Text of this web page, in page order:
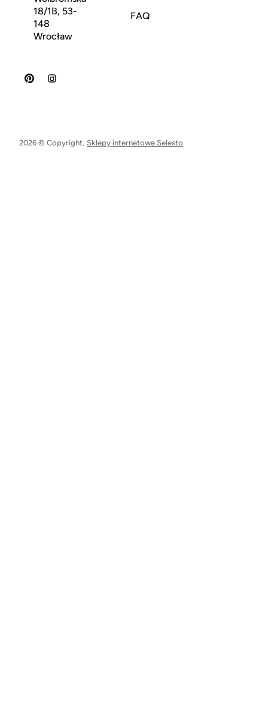
18/1B, 53-
148
Wrocław
FAQ
2026 © Copyright. Sklepy internetowe Selesto